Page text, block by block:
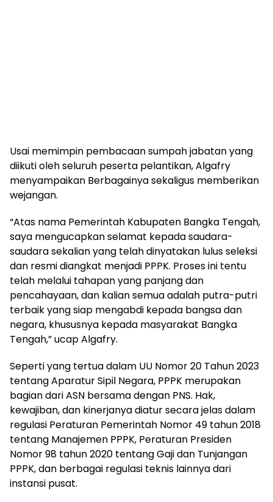
‎Usai memimpin pembacaan sumpah jabatan yang
diikuti oleh seluruh peserta pelantikan, Algafry
menyampaikan Berbagainya sekaligus memberikan
wejangan.
‎“Atas nama Pemerintah Kabupaten Bangka Tengah,
saya mengucapkan selamat kepada saudara-
saudara sekalian yang telah dinyatakan lulus seleksi
dan resmi diangkat menjadi PPPK. Proses ini tentu
telah melalui tahapan yang panjang dan
pencahayaan, dan kalian semua adalah putra-putri
terbaik yang siap mengabdi kepada bangsa dan
negara, khususnya kepada masyarakat Bangka
Tengah,” ucap Algafry.
‎Seperti yang tertua dalam UU Nomor 20 Tahun 2023
tentang Aparatur Sipil Negara, PPPK merupakan
bagian dari ASN bersama dengan PNS. Hak,
kewajiban, dan kinerjanya diatur secara jelas dalam
regulasi Peraturan Pemerintah Nomor 49 tahun 2018
tentang Manajemen PPPK, Peraturan Presiden
Nomor 98 tahun 2020 tentang Gaji dan Tunjangan
PPPK, dan berbagai regulasi teknis lainnya dari
instansi pusat.